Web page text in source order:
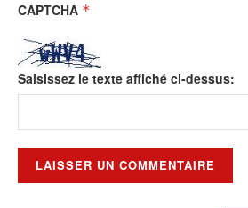
CAPTCHA *
Saisissez le texte affiché ci-dessus: